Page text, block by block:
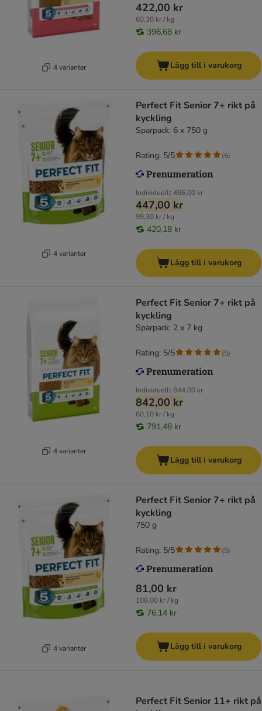
4 varianter
422,00 kr
60,30 kr / kg
396,68 kr
Lägg till i varukorg
4 varianter
Perfect Fit Senior 7+ rikt på
kyckling
Sparpack: 6 x 750 g
Individuellt486,00 kr
447,00 kr
99,30 kr / kg
420,18 kr
Rating: 5/5 (5)
Lägg till i varukorg
4 varianter
Perfect Fit Senior 7+ rikt på
kyckling
Sparpack: 2 x 7 kg
Individuellt844,00 kr
842,00 kr
60,10 kr / kg
791,48 kr
Rating: 5/5 (5)
Lägg till i varukorg
4 varianter
Perfect Fit Senior 7+ rikt på
kyckling
750 g
81,00 kr
108,00 kr / kg
76,14 kr
Rating: 5/5 (5)
Lägg till i varukorg
Perfect Fit Senior 11+ rikt på